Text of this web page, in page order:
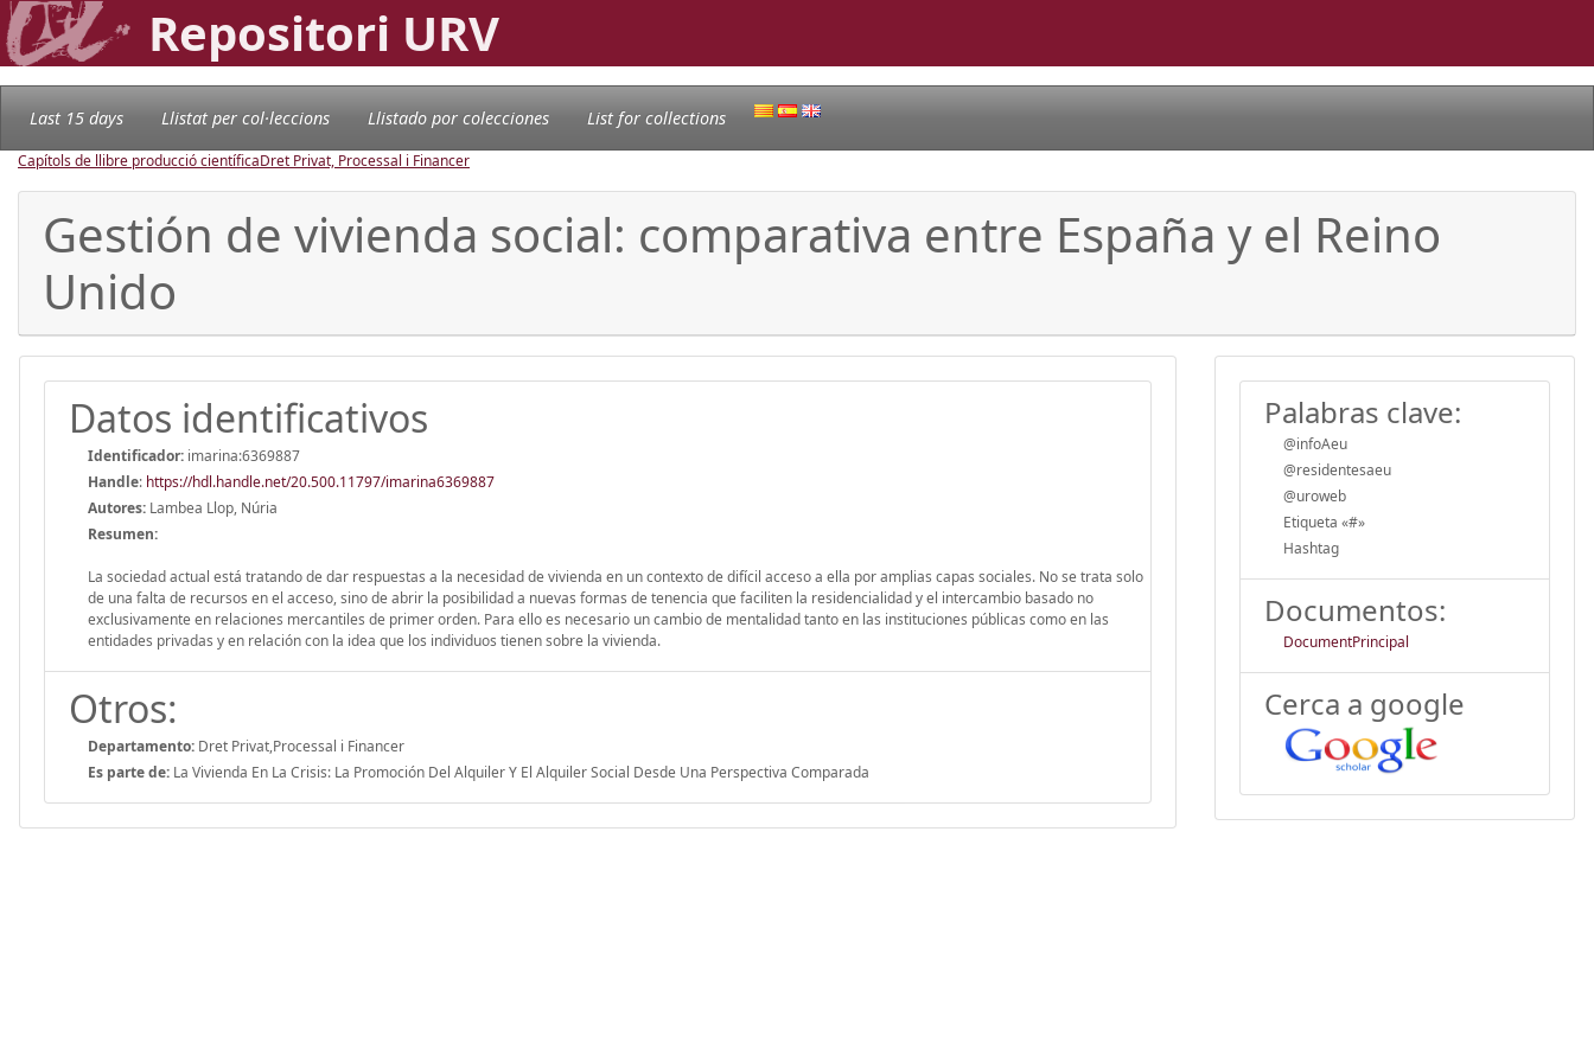
Repositori URV
Last 15 days Llistat per col·leccions Llistado por colecciones List for collections
Capítols de llibre producció científicaDret Privat, Processal i Financer
Gestión de vivienda social: comparativa entre España y el Reino
Unido
Datos identificativos
Identificador: imarina:6369887
Handle: https://hdl.handle.net/20.500.11797/imarina6369887
Autores: Lambea Llop, Núria
Resumen:
La sociedad actual está tratando de dar respuestas a la necesidad de vivienda en un contexto de difícil acceso a ella por amplias capas sociales. No se trata solo
de una falta de recursos en el acceso, sino de abrir la posibilidad a nuevas formas de tenencia que faciliten la residencialidad y el intercambio basado no
exclusivamente en relaciones mercantiles de primer orden. Para ello es necesario un cambio de mentalidad tanto en las instituciones públicas como en las
entidades privadas y en relación con la idea que los individuos tienen sobre la vivienda.
Otros:
Departamento: Dret Privat,Processal i Financer
Es parte de: La Vivienda En La Crisis: La Promoción Del Alquiler Y El Alquiler Social Desde Una Perspectiva Comparada
Palabras clave:
@infoAeu
@residentesaeu
@uroweb
Etiqueta «#»
Hashtag
Documentos:
DocumentPrincipal
Cerca a google